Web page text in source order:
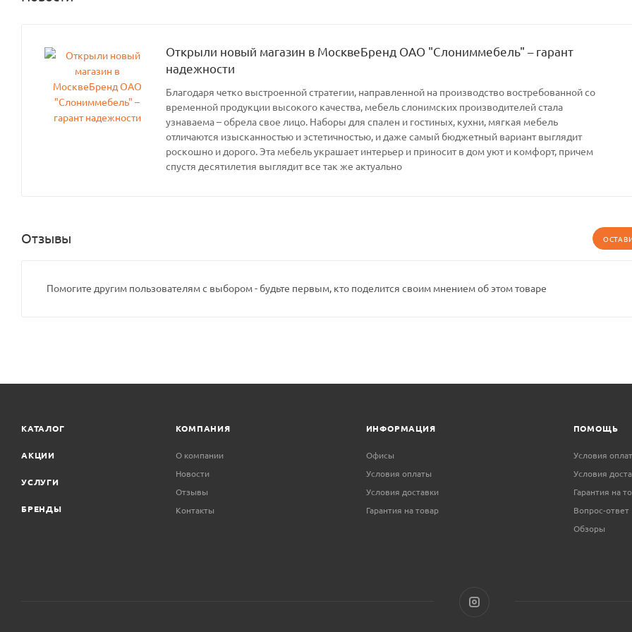
Открыли новый магазин в МосквеБренд ОАО "Слониммебель" – гарант
надежности
Благодаря четко выстроенной стратегии, направленной на производство востребованной со
временной продукции высокого качества, мебель слонимских производителей стала
узнаваема – обрела свое лицо. Наборы для спален и гостиных, кухни, мягкая мебель
отличаются изысканностью и эстетичностью, и даже самый бюджетный вариант выглядит
роскошно и дорого. Эта мебель украшает интерьер и приносит в дом уют и комфорт, причем
спустя десятилетия выглядит все так же актуально
Отзывы
Помогите другим пользователям с выбором - будьте первым, кто поделится своим мнением об этом товаре
КАТАЛОГ
АКЦИИ
УСЛУГИ
БРЕНДЫ
КОМПАНИЯ
О компании
Новости
Отзывы
Контакты
ИНФОРМАЦИЯ
Офисы
Условия оплаты
Условия доставки
Гарантия на товар
ПОМОЩЬ
Условия
Условия
Гарантия на
Вопрос-ответ
Обзоры